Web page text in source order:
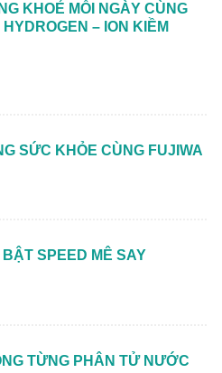
KHOẺ MỖI NGÀY CÙNG
– ION KIỀM
SỨC KHỎE CÙNG FUJIWA
SPEED MÊ SAY
TỪNG PHÂN TỬ NƯỚC